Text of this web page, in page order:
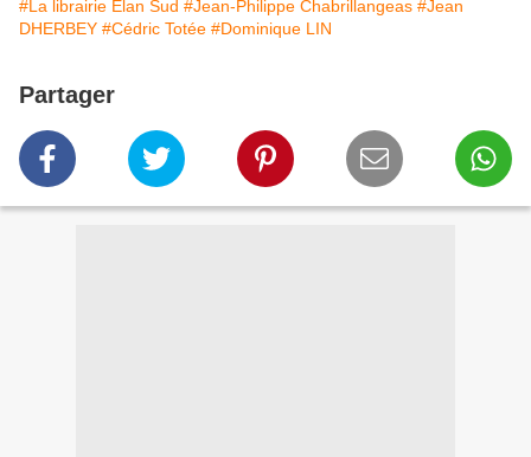
#La librairie Elan Sud #Jean-Philippe Chabrillangeas #Jean
DHERBEY #Cédric Totée #Dominique LIN
Partager